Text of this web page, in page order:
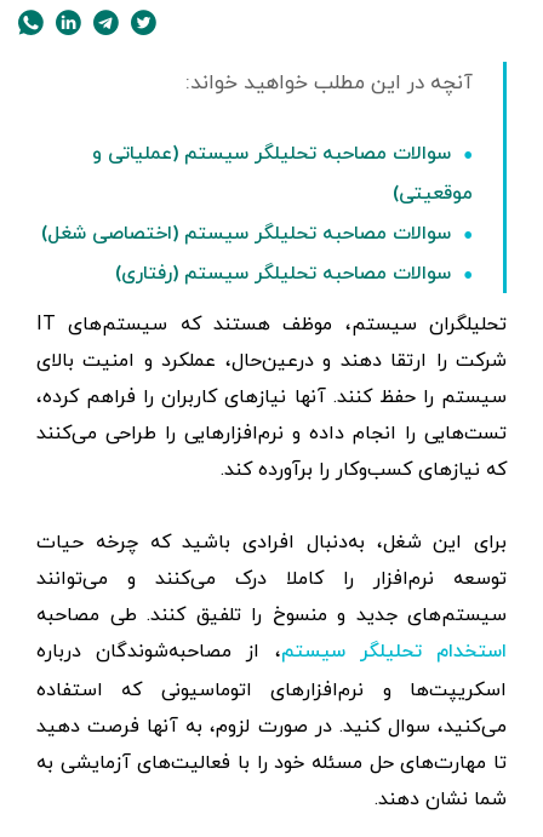
سوالات مصاحبه تحلیلگر سیستم (عملیاتی و
موقعیتی)
سوالات مصاحبه تحلیلگر سیستم (اختصاصی شغل)
سوالات مصاحبه تحلیلگر سیستم (رفتاری)
تحلیلگران سیستم، موظف هستند که سیستم‌های IT
شرکت را ارتقا دهند و درعین‌حال، عملکرد و امنیت بالای
سیستم را حفظ کنند. آنها نیازهای کاربران را فراهم کرده،
تست‌هایی را انجام داده و نرم‌افزارهایی را طراحی می‌کنند
که نیازهای کسب‌وکار را برآورده کند.
برای این شغل، به‌دنبال افرادی باشید که چرخه حیات
توسعه نرم‌افزار را کاملا درک می‌کنند و می‌توانند
سیستم‌های جدید و منسوخ را تلفیق کنند. طی مصاحبه
استخدام تحلیلگر سیستم، از مصاحبه‌شوندگان درباره
اسکریپت‌ها و نرم‌افزارهای اتوماسیونی که استفاده
می‌کنید، سوال کنید. در صورت لزوم، به آنها فرصت دهید
تا مهارت‌های حل مسئله خود را با فعالیت‌های آزمایشی به
شما نشان دهند.